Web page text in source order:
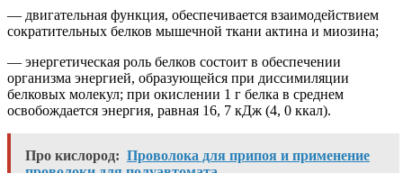
— двигательная функция, обеспечивается взаимодействием
сократительных белков мышечной ткани актина и миозина;
— энергетическая роль белков состоит в обеспечении
организма энергией, образующейся при диссимиляции
белковых молекул; при окислении 1 г белка в среднем
освобождается энергия, равная 16, 7 кДж (4, 0 ккал).
Про кислород: Проволока для припоя и применение